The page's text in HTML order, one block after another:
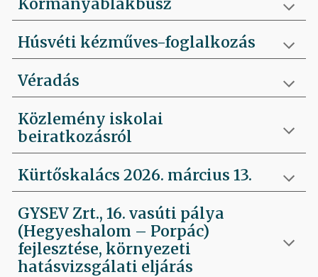
Kormányablakbusz
Húsvéti kézműves-foglalkozás
Véradás
Közlemény iskolai
beiratkozásról
Kürtőskalács 2026. március 13.
GYSEV Zrt., 16. vasúti pálya
(Hegyeshalom – Porpác)
fejlesztése, környezeti
hatásvizsgálati eljárás